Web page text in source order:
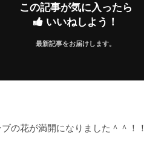
この記事が気に入ったら
いいねしよう！
最新記事をお届けします。
の花が満開になりました＾＾！！